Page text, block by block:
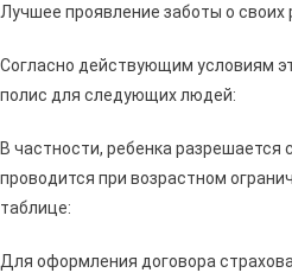
Лучшее проявление заботы о
Согласно действующим условиям
полис для следующих людей:
В частности, ребенка разрешается
проводится при возрастном
таблице:
Для оформления договора